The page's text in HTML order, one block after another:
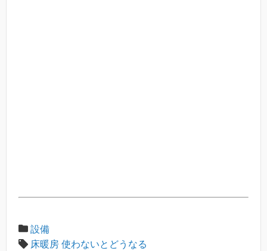
設備
床暖房 使わないとどうなる